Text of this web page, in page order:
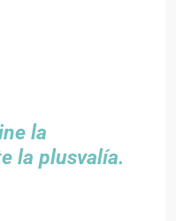
la
la plusvalía.